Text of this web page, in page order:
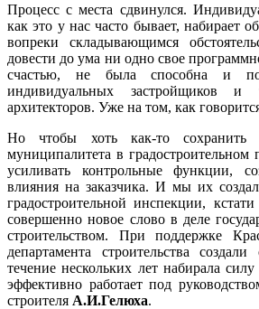
Процесс с места сдвинулся.
как это у нас часто бывает, набирает
вопреки складывающимся
довести до ума ни одно свое
счастью, не была способна и
индивидуальных застройщиков и
архитекторов. Уже на том, как
Но чтобы хоть как-то сохранить
муниципалитета в
усиливать контрольные функции,
влияния на заказчика. И мы их
градостроительной инспекции,
совершенно новое слово в деле
строительством. При поддержке
департамента строительства
течение нескольких лет набирала
эффективно работает под
строителя А.И.Гелюха.